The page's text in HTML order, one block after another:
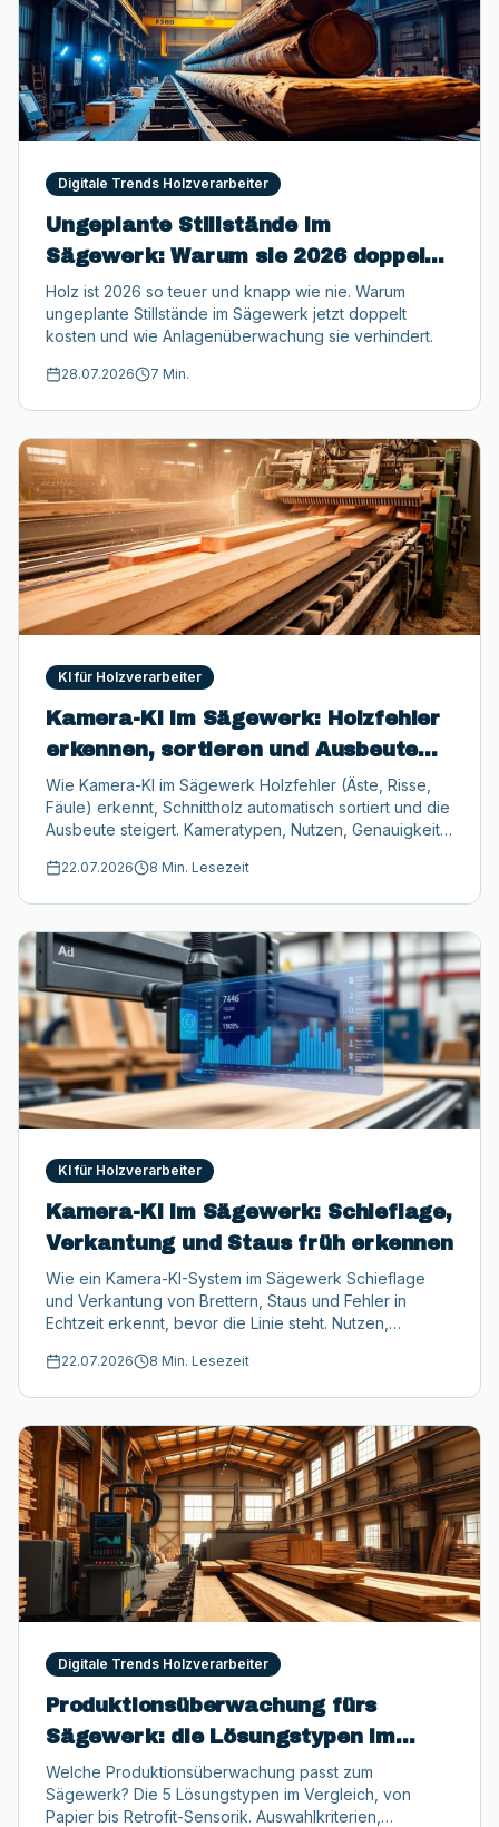
Digitale Trends Holzverarbeiter
Ungeplante Stillstände im
Sägewerk: Warum sie 2026 doppelt
so teuer sind
Holz ist 2026 so teuer und knapp wie nie. Warum
ungeplante Stillstände im Sägewerk jetzt doppelt
kosten und wie Anlagenüberwachung sie verhindert.
28.07.2026 7 Min.
KI für Holzverarbeiter
Kamera-KI im Sägewerk: Holzfehler
erkennen, sortieren und Ausbeute
steigern
Wie Kamera-KI im Sägewerk Holzfehler (Äste, Risse,
Fäule) erkennt, Schnittholz automatisch sortiert und die
Ausbeute steigert. Kameratypen, Nutzen, Genauigkeit,
22.07.2026 8 Min. Lesezeit
KI für Holzverarbeiter
Kamera-KI im Sägewerk: Schieflage,
Verkantung und Staus früh erkennen
Wie ein Kamera-KI-System im Sägewerk Schieflage
und Verkantung von Brettern, Staus und Fehler in
Echtzeit erkennt, bevor die Linie steht. Nutzen,
22.07.2026 8 Min. Lesezeit
Digitale Trends Holzverarbeiter
Produktionsüberwachung fürs
Sägewerk: die Lösungstypen im
Vergleich (Kaufratgeber 2026)
Welche Produktionsüberwachung passt zum
Sägewerk? Die 5 Lösungstypen im Vergleich, von
Papier bis Retrofit-Sensorik. Auswahlkriterien,